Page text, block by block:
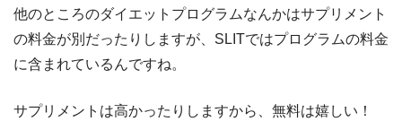
他のところのダイエットプログラムなんかはサプリメント
の料金が別だったりしますが、SLITではプログラムの料金
に含まれているんですね。
サプリメントは高かったりしますから、無料は嬉しい！